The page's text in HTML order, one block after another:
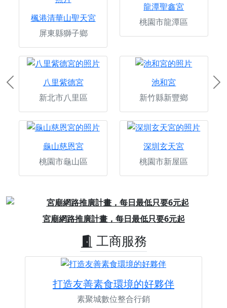
楓港清華山聖天宮
屏東縣獅子鄉
龍潭聖鑫宮
桃園市龍潭區
八里紫德宮
新北市八里區
池和宮
新竹縣新豐鄉
龜山慈恩宮
桃園市龜山區
深圳玄天宮
桃園市新屋區
Previous
宮廟網路推廣計畫，每日最低只要6元起
Previous
工商服務
打造友善素食環境的好夥伴
素聚城數位整合行銷